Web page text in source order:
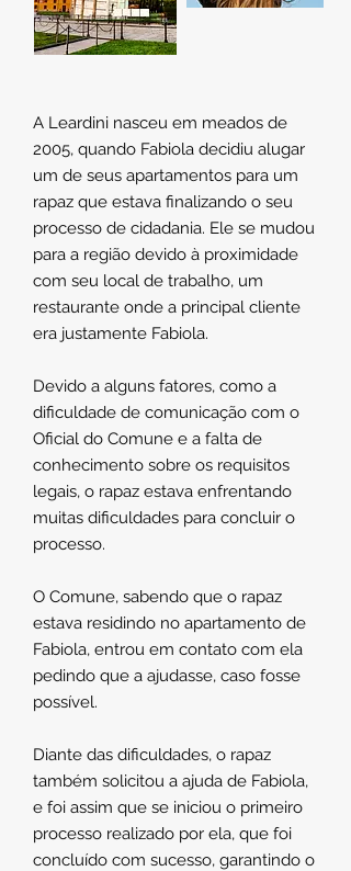
A Leardini nasceu em meados de
2005, quando Fabiola decidiu alugar
um de seus apartamentos para um
rapaz que estava finalizando o seu
processo de cidadania. Ele se mudou
para a região devido à proximidade
com seu local de trabalho, um
restaurante onde a principal cliente
era justamente Fabiola.
Devido a alguns fatores, como a
dificuldade de comunicação com o
Oficial do Comune e a falta de
conhecimento sobre os requisitos
legais, o rapaz estava enfrentando
muitas dificuldades para concluir o
processo.
O Comune, sabendo que o rapaz
estava residindo no apartamento de
Fabiola, entrou em contato com ela
pedindo que a ajudasse, caso fosse
possível.
Diante das dificuldades, o rapaz
também solicitou a ajuda de Fabiola,
e foi assim que se iniciou o primeiro
processo realizado por ela, que foi
concluído com sucesso, garantindo o